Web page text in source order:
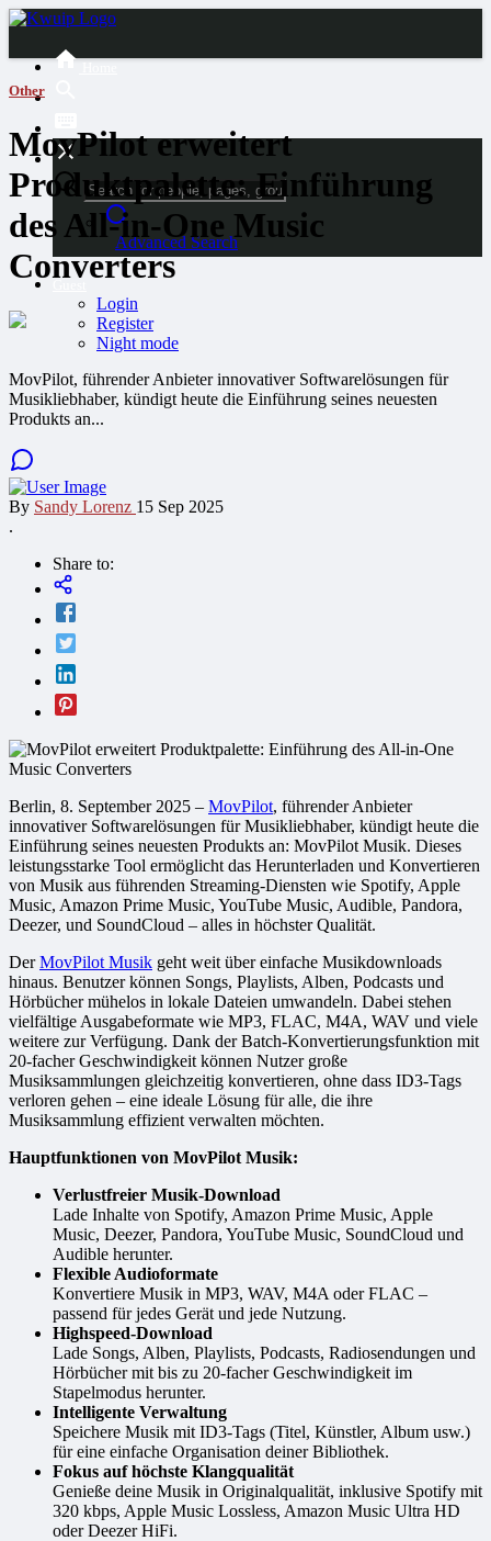
Advanced Search
Login
Register
Night mode
Other
MovPilot erweitert
Produktpalette: Einführung
des All-in-One Music
Converters
MovPilot, führender Anbieter innovativer Softwarelösungen für
Musikliebhaber, kündigt heute die Einführung seines neuesten
Produkts an...
By Sandy Lorenz 15 Sep 2025
.
Share to:
Berlin, 8. September 2025 – MovPilot, führender Anbieter
innovativer Softwarelösungen für Musikliebhaber, kündigt heute die
Einführung seines neuesten Produkts an: MovPilot Musik. Dieses
leistungsstarke Tool ermöglicht das Herunterladen und Konvertieren
von Musik aus führenden Streaming-Diensten wie Spotify, Apple
Music, Amazon Prime Music, YouTube Music, Audible, Pandora,
Deezer, und SoundCloud – alles in höchster Qualität.
DerMovPilot Musik geht weit über einfache Musikdownloads
hinaus. Benutzer können Songs, Playlists, Alben, Podcasts und
Hörbücher mühelos in lokale Dateien umwandeln. Dabei stehen
vielfältige Ausgabeformate wie MP3, FLAC, M4A, WAV und viele
weitere zur Verfügung. Dank der Batch-Konvertierungsfunktion mit
20-facher Geschwindigkeit können Nutzer große
Musiksammlungen gleichzeitig konvertieren, ohne dass ID3-Tags
verloren gehen – eine ideale Lösung für alle, die ihre
Musiksammlung effizient verwalten möchten.
Hauptfunktionen von MovPilot Musik:
Verlustfreier Musik-Download
Lade Inhalte von Spotify, Amazon Prime Music, Apple
Music, Deezer, Pandora, YouTube Music, SoundCloud und
Audible herunter.
Flexible Audioformate
Konvertiere Musik in MP3, WAV, M4A oder FLAC –
passend für jedes Gerät und jede Nutzung.
Highspeed-Download
Lade Songs, Alben, Playlists, Podcasts, Radiosendungen und
Hörbücher mit bis zu 20-facher Geschwindigkeit im
Stapelmodus herunter.
Intelligente Verwaltung
Speichere Musik mit ID3-Tags (Titel, Künstler, Album usw.)
für eine einfache Organisation deiner Bibliothek.
Fokus auf höchste Klangqualität
Genieße deine Musik in Originalqualität, inklusive Spotify mit
320 kbps, Apple Music Lossless, Amazon Music Ultra HD
oder Deezer HiFi.